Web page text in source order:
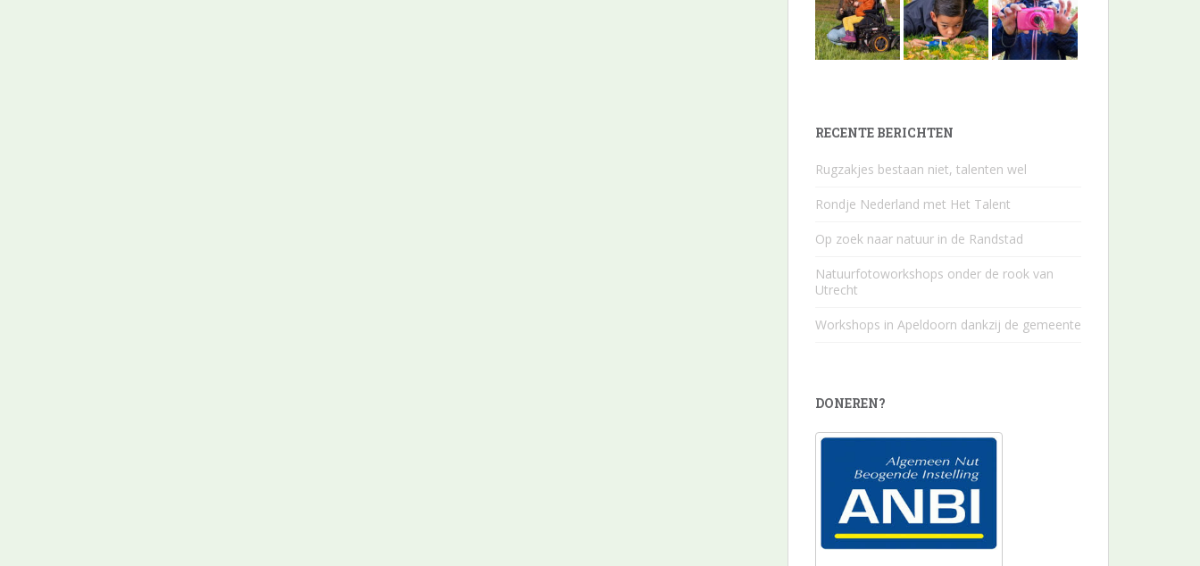
RECENTE BERICHTEN
Rugzakjes bestaan niet, talenten wel
Rondje Nederland met Het Talent
Op zoek naar natuur in de Randstad
Natuurfotoworkshops onder de rook van
Utrecht
Workshops in Apeldoorn dankzij de gemeente
DONEREN?